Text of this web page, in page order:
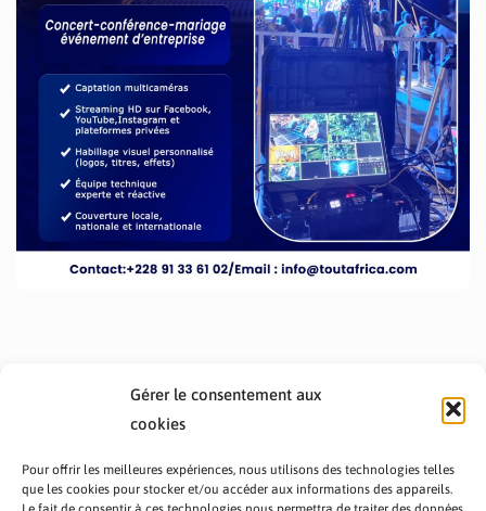
Gérer le consentement aux
cookies
Pour offrir les meilleures expériences, nous utilisons des technologies telles
que les cookies pour stocker et/ou accéder aux informations des appareils.